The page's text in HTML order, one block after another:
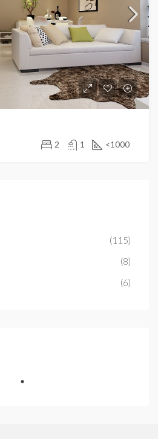
2 1 <1000
(115)
(8)
(6)